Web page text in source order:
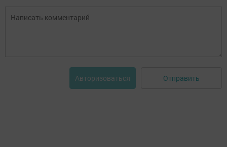
Авторизоваться Отправить